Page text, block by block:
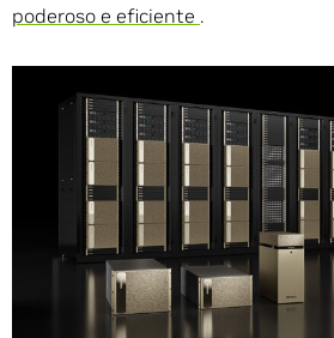
poderoso e eficiente .